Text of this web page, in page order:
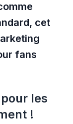
cet
fans
les
!